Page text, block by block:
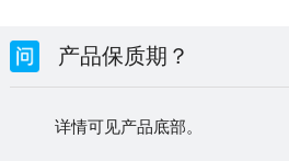
产品保质期？
详情可见产品底部。